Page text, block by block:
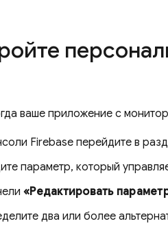
ваше приложение с
Firebase перейдите в
параметр, который
«Редактировать
два или более